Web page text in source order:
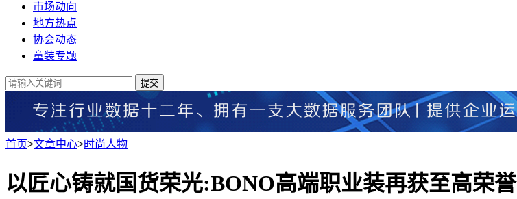
市场动向
地方热点
协会动态
童装专题
提交
首页>文章中心>时尚人物
以匠心铸就国货荣光:BONO高端职业装再获至高荣誉